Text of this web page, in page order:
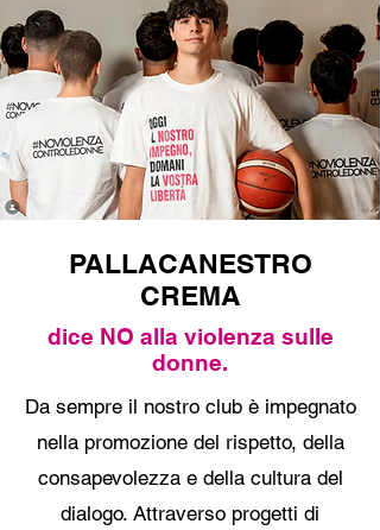
PALLACANESTRO
CREMA
dice NO alla violenza sulle
donne.
Da sempre il nostro club è impegnato
nella promozione del rispetto, della
consapevolezza e della cultura del
dialogo. Attraverso progetti di